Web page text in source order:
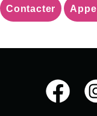
Contacter